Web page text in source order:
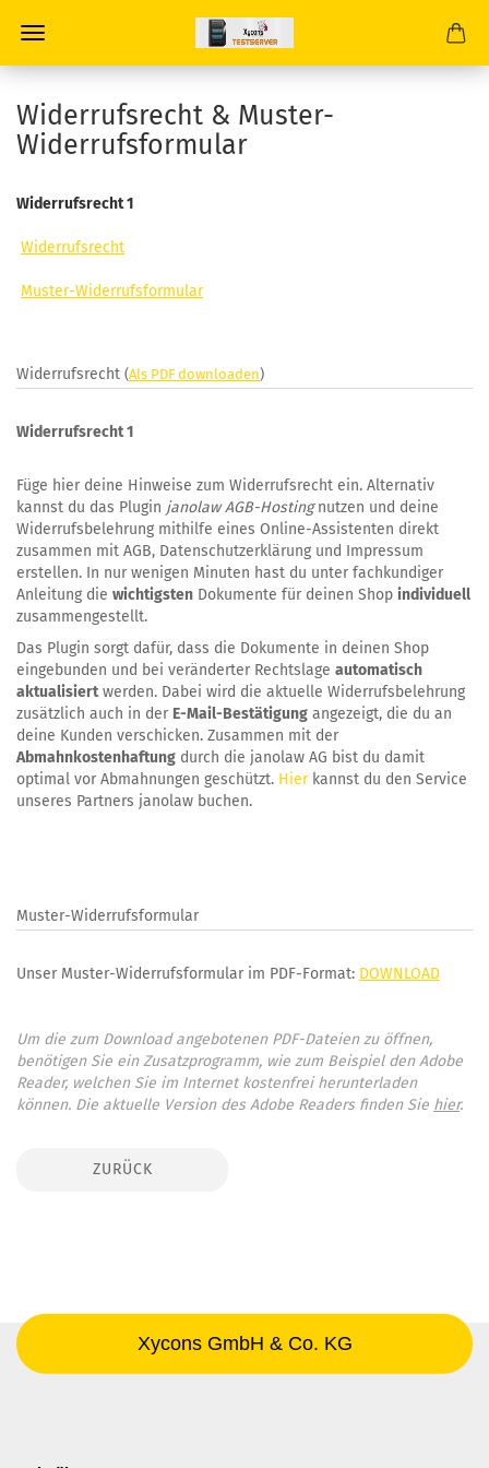
Widerrufsrecht & Muster-
Widerrufsformular
Widerrufsrecht 1
Widerrufsrecht
Muster-Widerrufsformular
Widerrufsrecht (Als PDF downloaden)
Widerrufsrecht 1
Füge hier deine Hinweise zum Widerrufsrecht ein. Alternativ
kannst du das Plugin janolaw AGB-Hostingnutzen und deine
Widerrufsbelehrung mithilfe eines Online-Assistenten direkt
zusammen mit AGB, Datenschutzerklärung und Impressum
erstellen. In nur wenigen Minuten hast du unter fachkundiger
Anleitung die wichtigsten Dokumente für deinen Shop individuell
zusammengestellt.
Das Plugin sorgt dafür, dass die Dokumente in deinen Shop
eingebunden und bei veränderter Rechtslage automatisch
aktualisiertwerden. Dabei wird die aktuelle Widerrufsbelehrung
zusätzlich auch in der E-Mail-Bestätigung angezeigt, die du an
deine Kunden verschicken. Zusammen mit der
Abmahnkostenhaftung durch die janolaw AG bist du damit
optimal vor Abmahnungen geschützt. Hierkannst du den Service
unseres Partners janolaw buchen.
Muster-Widerrufsformular
Unser Muster-Widerrufsformular im PDF-Format: DOWNLOAD
Um die zum Download angebotenen PDF-Dateien zu öffnen,
benötigen Sie ein Zusatzprogramm, wie zum Beispiel den Adobe
Reader, welchen Sie im Internet kostenfrei herunterladen
können. Die aktuelle Version des Adobe Readers finden Sie hier.
ZURÜCK
Xycons GmbH & Co. KG